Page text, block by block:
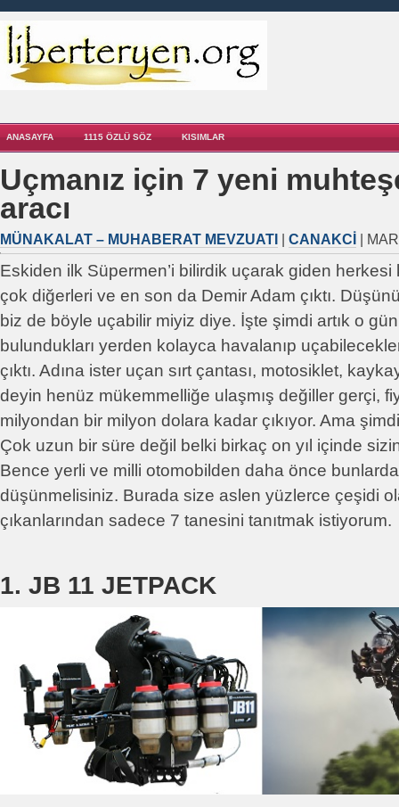
ANASAYFA 1115 ÖZLÜ SÖZ KISIMLAR
Uçmanız için 7 yeni
aracı
MÜNAKALAT – MUHABERAT MEVZUATI CANAKCI |
Eskiden ilk Süpermen’i bilirdik uçarak giden
çok diğerleri ve en son da Demir Adam çıktı.
biz de böyle uçabilir miyiz diye. İşte şimdi artık o
bulundukları yerden kolayca havalanıp
çıktı. Adına ister uçan sırt çantası, motosiklet,
deyin henüz mükemmelliğe ulaşmış değiller gerçi,
milyondan bir milyon dolara kadar çıkıyor. Ama
Çok uzun bir süre değil belki birkaç on yıl içinde
Bence yerli ve milli otomobilden daha önce
düşünmelisiniz. Burada size aslen yüzlerce çeşidi
çıkanlarından sadece 7 tanesini tanıtmak istiyorum.
1. JB 11 JETPACK